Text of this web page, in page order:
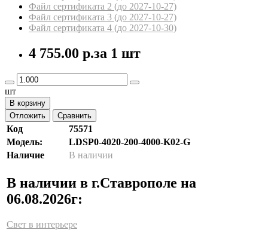
Файл сертификата 2 (до 2027-10-27)
Файл сертификата 3 (до 2027-10-27)
Файл сертификата 4 (до 2027-10-30)
4 755.00 р.за 1 шт
шт
В корзину
Отложить
Сравнить
Код
75571
Модель:
LDSP0-4020-200-4000-K02-G
Наличие
В наличии
В наличии в г.Ставрополе на
06.08.2026г:
Свет в интерьере